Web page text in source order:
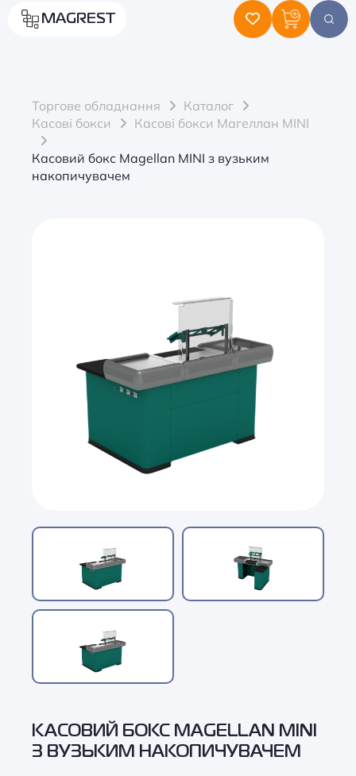
MAGREST
Торгове обладнання
Каталог
Касові бокси
Касові бокси Магеллан MINI
Касовий бокс Magellan MINI з вузьким
накопичувачем
КАСОВИЙ БОКС MAGELLAN MINI
З ВУЗЬКИМ НАКОПИЧУВАЧЕМ